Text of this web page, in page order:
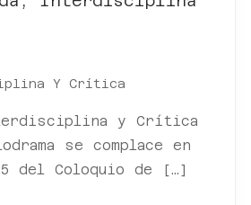
Y Crítica
y Crítica
se complace en
del Coloquio de […]